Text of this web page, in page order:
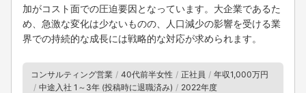
加がコスト面での圧迫要因となっています。大企業であるた
め、急激な変化は少ないものの、人口減少の影響を受ける業
界での持続的な成長には戦略的な対応が求められます。
コンサルティング営業 40代前半女性 正社員
年収1,000万円
中途入社 1～3年 (投稿時に退職済み)
2022年度